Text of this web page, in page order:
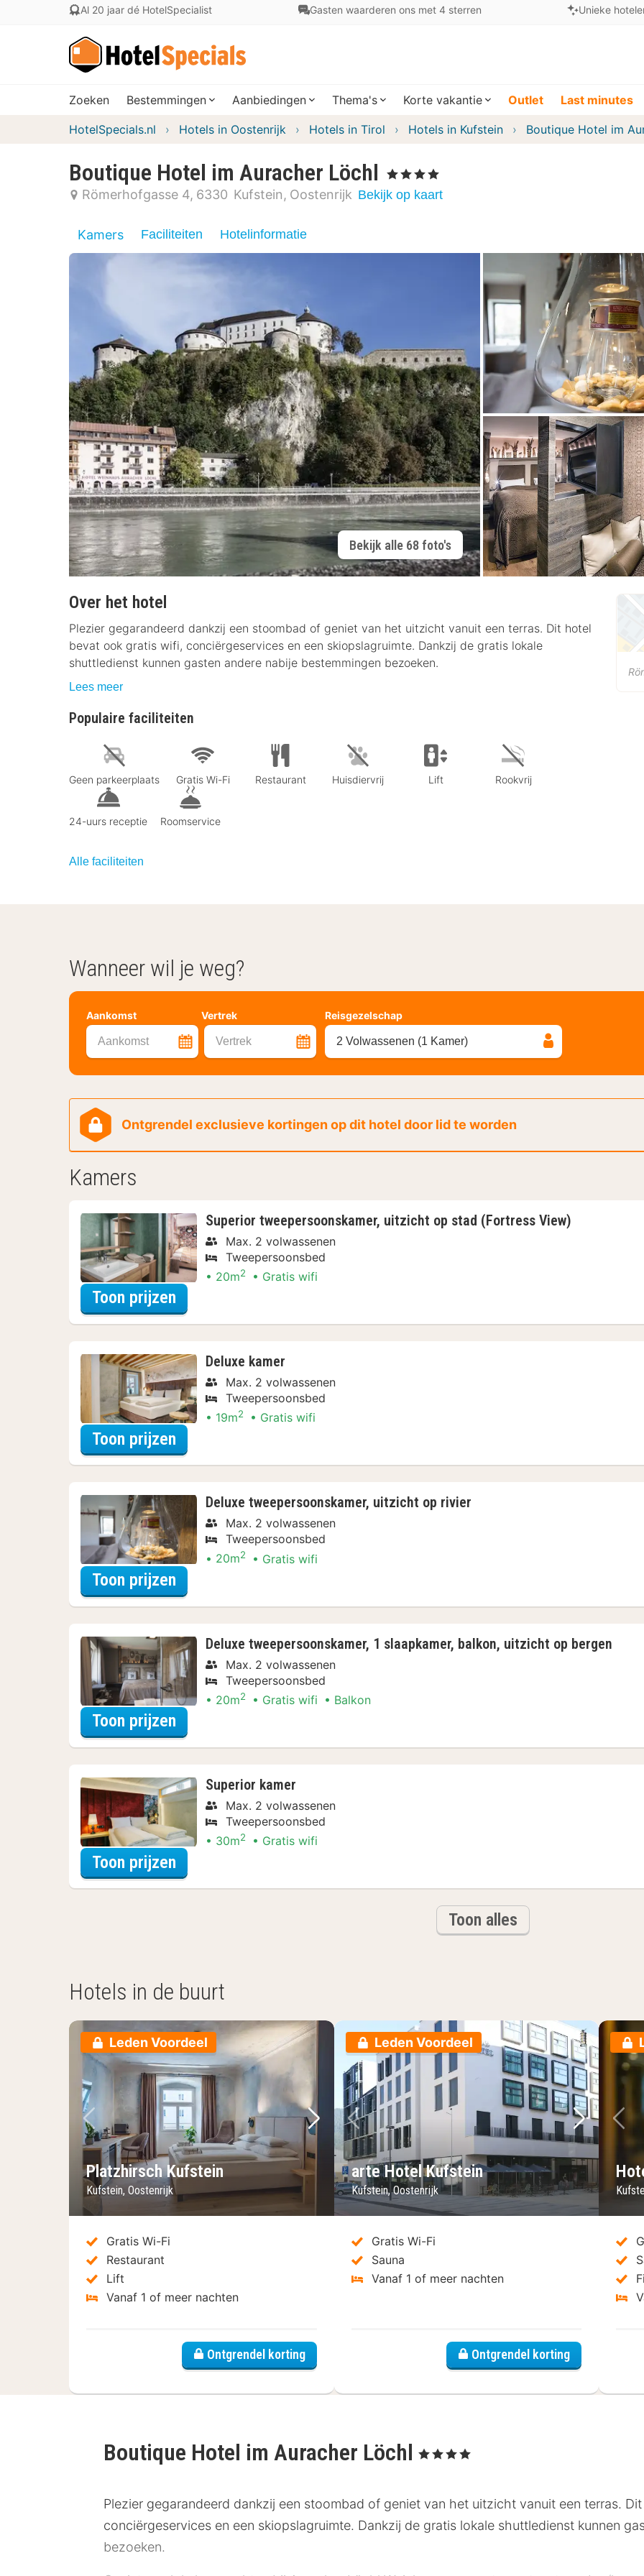
Al 20 jaar dé HotelSpecialist Gasten waarderen ons met 4 sterren Unieke
Zoeken Bestemmingen Aanbiedingen Thema's Korte vakantie Outlet Last minutes
HotelSpecials.nl Hotels in Oostenrijk Hotels in Tirol Hotels in Kufstein Boutique Hotel im
Boutique Hotel im Auracher Löchl , 4 Sterren
Römerhofgasse 4 6330 Kufstein Oostenrijk Bekijk op kaart
Kamers Faciliteiten Hotelinformatie
Bekijk alle 68 foto's
Over het hotel
Plezier gegarandeerd dankzij een stoombad of geniet van het uitzicht vanuit een terras. Dit hotel
bevat ook gratis wifi, conciërgeservices en een skiopslagruimte. Dankzij de gratis lokale
shuttledienst kunnen gasten andere nabije bestemmingen bezoeken.
Lees meer
Populaire faciliteiten
Geen parkeerplaats Gratis Wi-Fi Restaurant Huisdiervrij Lift Rookvrij
24-uurs receptie Roomservice
Alle faciliteiten
Wanneer wil je weg?
Aankomst Vertrek
Aankomst Vertrek
Reisgezelschap
2 Volwassenen (1 Kamer)
Ontgrendel exclusieve kortingen op dit hotel door lid te worden
Kamers
Superior tweepersoonskamer, uitzicht op stad (Fortress View)
Max. 2 volwassenen
Tweepersoonsbed
20m2 Gratis wifi
Toon prijzen
Deluxe kamer
Max. 2 volwassenen
Tweepersoonsbed
19m2 Gratis wifi
Toon prijzen
Deluxe tweepersoonskamer, uitzicht op rivier
Max. 2 volwassenen
Tweepersoonsbed
20m2 Gratis wifi
Toon prijzen
Deluxe tweepersoonskamer, 1 slaapkamer, balkon, uitzicht op bergen
Max. 2 volwassenen
Tweepersoonsbed
20m2 Gratis wifi Balkon
Toon prijzen
Superior kamer
Max. 2 volwassenen
Tweepersoonsbed
30m2 Gratis wifi
Toon prijzen
Toon alles
Hotels in de buurt
Leden Voordeel
Vorige foto
Volgende foto
Platzhirsch Kufstein
Kufstein, Oostenrijk
Gratis Wi-Fi
Restaurant
Lift
Vanaf 1 of meer nachten
Ontgrendel korting
Leden Voordeel
Vorige foto
Volgende
arte Hotel Kufstein
Kufstein, Oostenrijk
Gratis Wi-Fi
Sauna
Vanaf 1 of meer nachten
Ontgrendel korting
Boutique Hotel im Auracher Löchl , 4 Sterren
Plezier gegarandeerd dankzij een stoombad of geniet van het uitzicht vanuit een terras.
conciërgeservices en een skiopslagruimte. Dankzij de gratis lokale shuttledienst kunnen
bezoeken.